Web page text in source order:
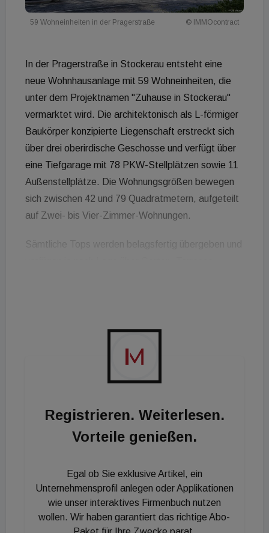
59 Wohneinheiten in der Pragerstraße © IMMOcontract
In der Pragerstraße in Stockerau entsteht eine
neue Wohnhausanlage mit 59 Wohneinheiten, die
unter dem Projektnamen "Zuhause in Stockerau"
vermarktet wird. Die architektonisch als L-förmiger
Baukörper konzipierte Liegenschaft erstreckt sich
über drei oberirdische Geschosse und verfügt über
eine Tiefgarage mit 78 PKW-Stellplätzen sowie 11
Außenstellplätze. Die Wohnungsgrößen bewegen
sich zwischen 42 und 79 Quadratmetern, aufgeteilt
auf Zwei- bis Vier-Zimmer-Wohnungen.
Sämtliche Tops werden belagsfertig übergeben und
Kunststofffenster sowie weiße Sanitärausstattung
Holztrennwänden zur Verfügung. Die Anlage verfügt
über einen großzügigen, südlich ausgerichteten
Freiraum, der als Begegnungszone für die
Spielplatz ergänzt das Freiraumangebot.
Die Lage punktet mit der Nähe zum Stadtzentrum
Stockerau sowie einer raschen Erreichbarkeit des
Registrieren. Weiterlesen.
Vorteile genießen.
Egal ob Sie exklusive Artikel, ein
Unternehmensprofil anlegen oder Applikationen
wie unser interaktives Firmenbuch nutzen
wollen. Wir haben garantiert das richtige Abo-